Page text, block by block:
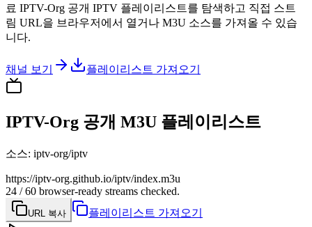
료 IPTV-Org 공개 IPTV 플레이리스트를 탐색하고 직접 스트
림 URL을 브라우저에서 열거나 M3U 소스를 가져올 수 있습
니다.
채널 보기 플레이리스트 가져오기
IPTV-Org 공개 M3U 플레이리스트
소스: iptv-org/iptv
https://iptv-org.github.io/iptv/index.m3u
24 / 60 browser-ready streams checked.
URL 복사
플레이리스트 가져오기